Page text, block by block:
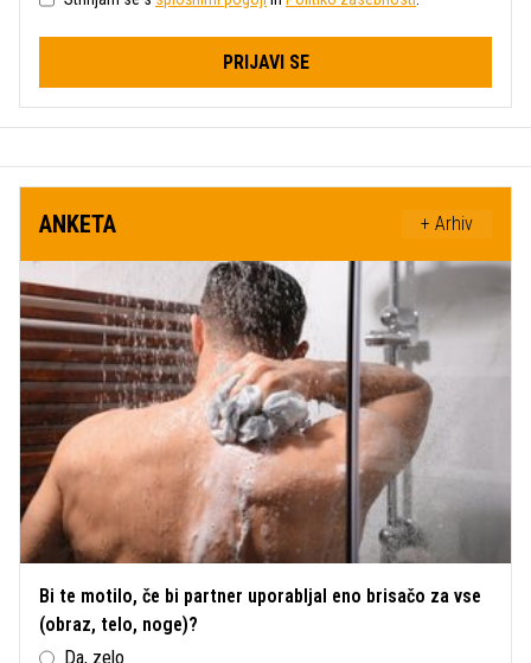
PRIJAVI SE
ANKETA + Arhiv
Bi te motilo, če bi partner uporabljal eno brisačo za vse
(obraz, telo, noge)?
Da, zelo